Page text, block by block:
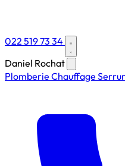
022 519 73 34
Daniel Rochat
Plomberie Chauffage